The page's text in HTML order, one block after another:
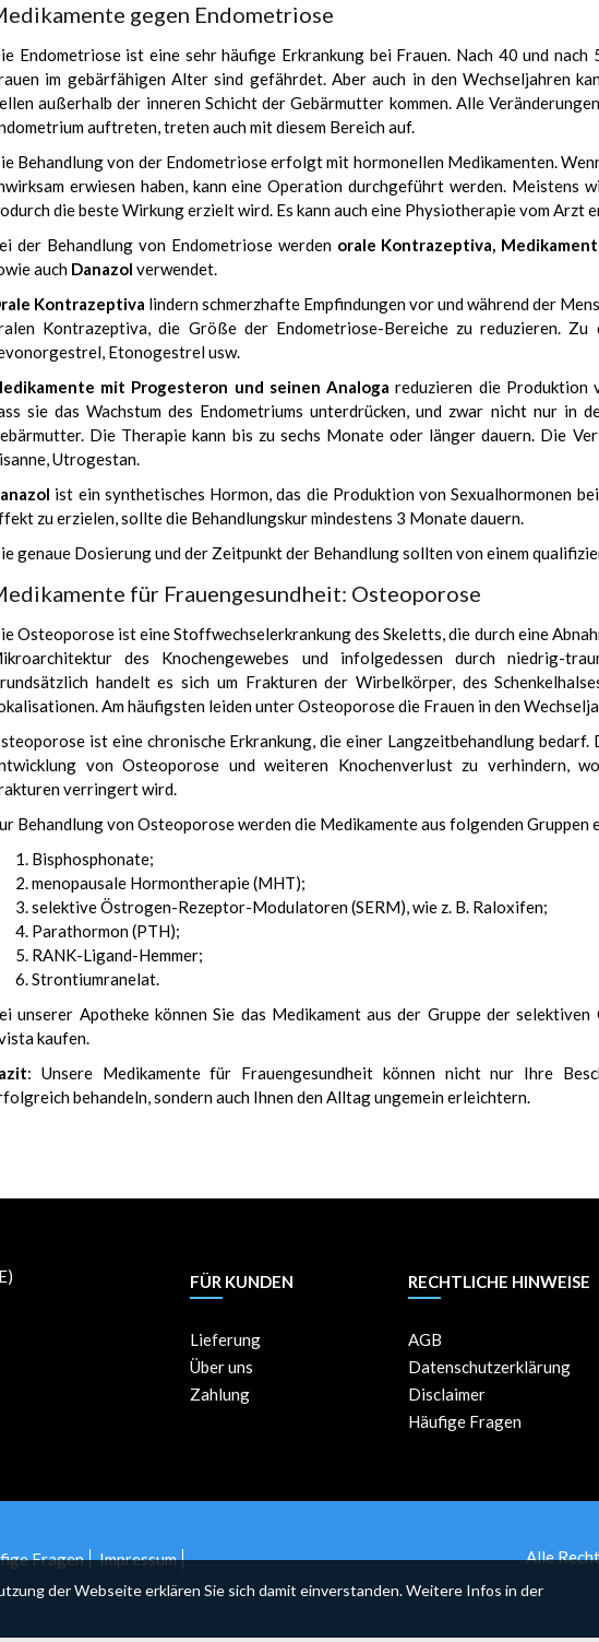
gegen Endometriose
Endometriose ist eine sehr häufige Erkrankung bei Frauen. Nach 40 und
im gebärfähigen Alter sind gefährdet. Aber auch in den Wechseljahren
außerhalb der inneren Schicht der Gebärmutter kommen. Alle
auftreten, treten auch mit diesem Bereich auf.
Behandlung von der Endometriose erfolgt mit hormonellen Medikamenten.
erwiesen haben, kann eine Operation durchgeführt werden. Meistens
die beste Wirkung erzielt wird. Es kann auch eine Physiotherapie vom Arzt
der Behandlung von Endometriose werden orale Kontrazeptiva,
auch Danazol verwendet.
Kontrazeptiva lindern schmerzhafte Empfindungen vor und während der
Kontrazeptiva, die Größe der Endometriose-Bereiche zu reduzieren. Zu
Etonogestrel usw.
mit Progesteron und seinen Analoga reduzieren die Produktion
sie das Wachstum des Endometriums unterdrücken, und zwar nicht nur in
Die Therapie kann bis zu sechs Monate oder länger dauern. Die
Utrogestan.
ist ein synthetisches Hormon, das die Produktion von Sexualhormonen
zu erzielen, sollte die Behandlungskur mindestens 3 Monate dauern.
genaue Dosierung und der Zeitpunkt der Behandlung sollten von einem
für Frauengesundheit: Osteoporose
Osteoporose ist eine Stoffwechselerkrankung des Skeletts, die durch eine
des Knochengewebes und infolgedessen durch niedrig-
handelt es sich um Frakturen der Wirbelkörper, des
Am häufigsten leiden unter Osteoporose die Frauen in den
ist eine chronische Erkrankung, die einer Langzeitbehandlung
von Osteoporose und weiteren Knochenverlust zu verhindern,
verringert wird.
Behandlung von Osteoporose werden die Medikamente aus folgenden Gruppen
Bisphosphonate;
menopausale Hormontherapie (MHT);
selektive Östrogen-Rezeptor-Modulatoren (SERM), wie z. B. Raloxifen;
Parathormon (PTH);
RANK-Ligand-Hemmer;
Strontiumranelat.
unserer Apotheke können Sie das Medikament aus der Gruppe der
kaufen.
: Unsere Medikamente für Frauengesundheit können nicht nur Ihre
behandeln, sondern auch Ihnen den Alltag ungemein erleichtern.
FÜR KUNDEN
Lieferung
Über uns
Zahlung
RECHTLICHE HINWEISE
AGB
Datenschutzerklärung
Disclaimer
Häufige Fragen
Fragen
Impressum
Alle
der Webseite erklären Sie sich damit einverstanden. Weitere Infos in der